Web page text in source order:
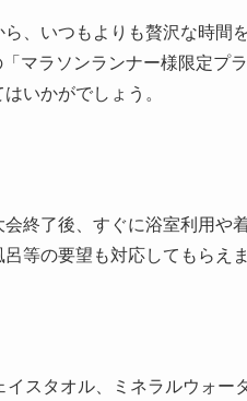
、いつもよりも贅沢な時間
マラソンランナー様限定プ
いかがでしょう。
終了後、すぐに浴室利用や
等の要望も対応してもらえま
スタオル、ミネラルウォー